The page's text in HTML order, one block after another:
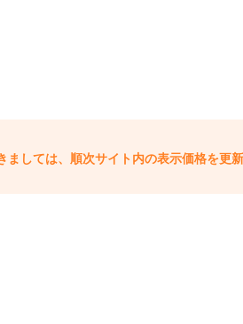
しては、順次サイト内の表示価格を更新